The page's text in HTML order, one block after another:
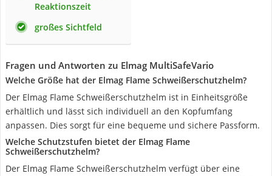
Reaktionszeit
großes Sichtfeld
Fragen und Antworten zu Elmag MultiSafeVario
Welche Größe hat der Elmag Flame Schweißerschutzhelm?
Der Elmag Flame Schweißerschutzhelm ist in Einheitsgröße
erhältlich und lässt sich individuell an den Kopfumfang
anpassen. Dies sorgt für eine bequeme und sichere Passform.
Welche Schutzstufen bietet der Elmag Flame
Schweißerschutzhelm?
Der Elmag Flame Schweißerschutzhelm verfügt über eine